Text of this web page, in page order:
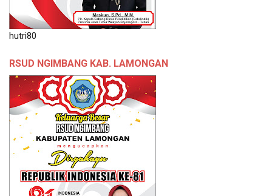
hutri80
RSUD NGIMBANG KAB. LAMONGAN